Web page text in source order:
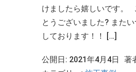
けましたら嬉しいです。
とうございました? また
しております！！ […]
公開日: 2021年4月4日 著